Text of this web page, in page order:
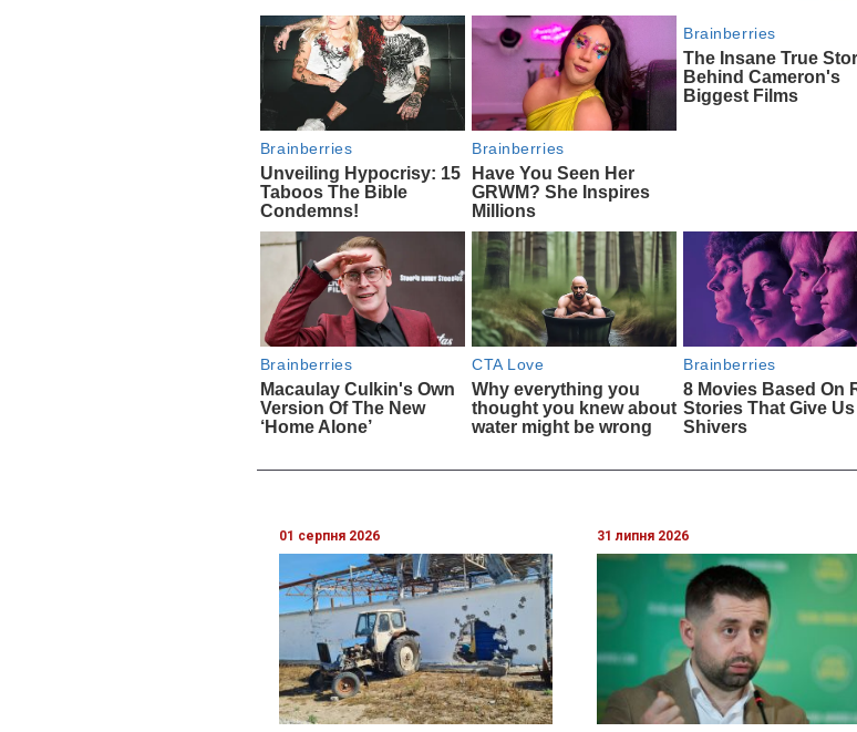
01 серпня 2026 31 липня 2026